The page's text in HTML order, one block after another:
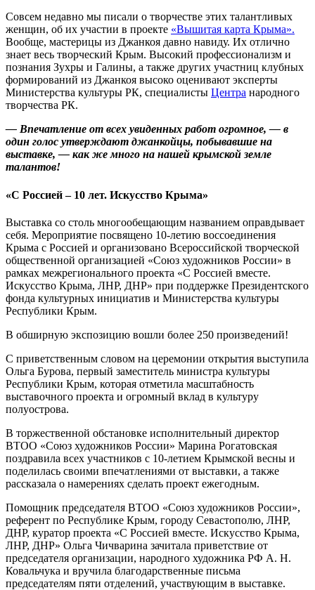
Совсем недавно мы писали о творчестве этих талантливых
женщин, об их участии в проекте «Вышитая карта Крыма».
Вообще, мастерицы из Джанкоя давно навиду. Их отлично
знает весь творческий Крым. Высокий профессионализм и
познания Зухры и Галины, а также других участниц клубных
формирований из Джанкоя высоко оценивают эксперты
Министерства культуры РК, специалисты Центра народного
творчества РК.
— Впечатление от всех увиденных работ огромное, — в
один голос утверждают джанкойцы, побывавшие на
выставке, — как же много на нашей крымской земле
талантов!
«С Россией – 10 лет. Искусство Крыма»
Выставка со столь многообещающим названием оправдывает
себя. Мероприятие посвящено 10-летию воссоединения
Крыма с Россией и организовано Всероссийской творческой
общественной организацией «Союз художников России» в
рамках межрегионального проекта «С Россией вместе.
Искусство Крыма, ЛНР, ДНР» при поддержке Президентского
фонда культурных инициатив и Министерства культуры
Республики Крым.
В обширную экспозицию вошли более 250 произведений!
С приветственным словом на церемонии открытия выступила
Ольга Бурова, первый заместитель министра культуры
Республики Крым, которая отметила масштабность
выставочного проекта и огромный вклад в культуру
полуострова.
В торжественной обстановке исполнительный директор
ВТОО «Союз художников России» Марина Рогатовская
поздравила всех участников с 10-летием Крымской весны и
поделилась своими впечатлениями от выставки, а также
рассказала о намерениях сделать проект ежегодным.
Помощник председателя ВТОО «Союз художников России»,
референт по Республике Крым, городу Севастополю, ЛНР,
ДНР, куратор проекта «С Россией вместе. Искусство Крыма,
ЛНР, ДНР» Ольга Чичварина зачитала приветствие от
председателя организации, народного художника РФ А. Н.
Ковальчука и вручила благодарственные письма
председателям пяти отделений, участвующим в выставке.